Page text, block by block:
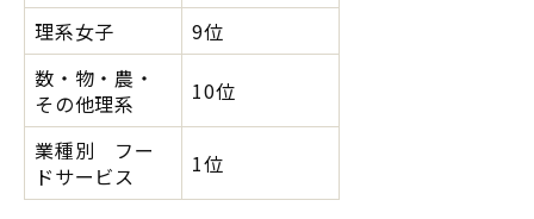
理系女子
9位
数・物・農・
その他理系
10位
業種別 フー
ドサービス
1位